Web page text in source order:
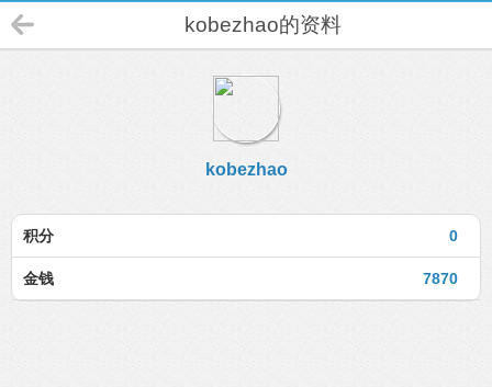
kobezhao的资料
kobezhao
0
积分
7870
金钱